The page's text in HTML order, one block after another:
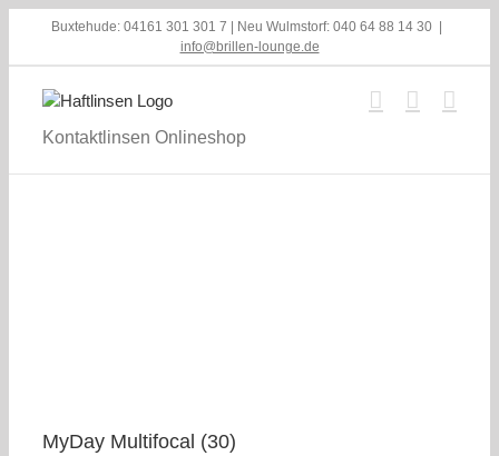
content
Buxtehude: 04161 301 301 7 | Neu Wulmstorf: 040 64 88 14 30
info@brillen-lounge.de
Kontaktlinsen Onlineshop
MyDay Multifocal (30)